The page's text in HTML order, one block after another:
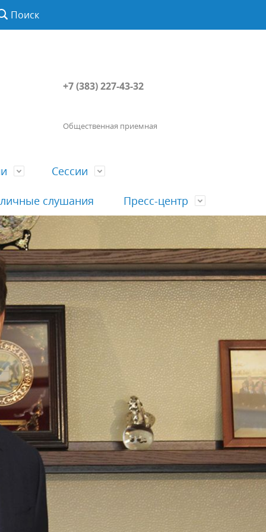
Поиск
+7 (383) 227-43-32
Общественная приемная
История
Муниципальная служба
Объявления
Сессии
Порядок посещения сессии
гражданами
Сведения о доходах, расходах, об
имуществе, обязательствах
имущественного характера
Информационные материалы
слушания Пресс-центр
Наша "Прямая линия"